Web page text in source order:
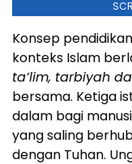
Konsep
konteks Islam
ta’lim, tarbiyah
bersama. Ketiga
dalam bagi
yang saling
dengan Tuhan.